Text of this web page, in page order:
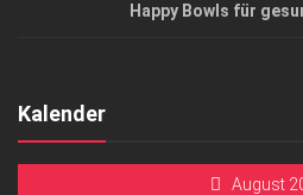
Happy Bowls für
Kalender
August